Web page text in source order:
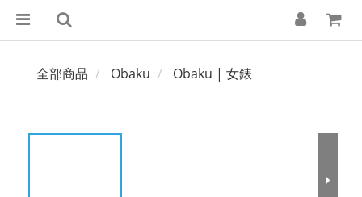
全部商品 Obaku Obaku | 女錶